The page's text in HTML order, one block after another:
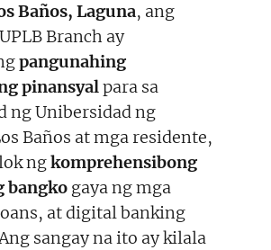
Baños, Laguna, ang
Branch ay
pangunahing
pinansyalpara sa
ng Unibersidad ng
Baños at mga residente,
ngkomprehensibong
bangko gaya ng mga
at digital banking
sangay na ito ay kilala